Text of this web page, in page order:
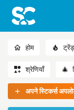
होम
श्रेणियाँ 🎄
अपने स्टिकर्स